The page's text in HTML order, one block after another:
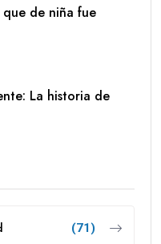
de niña fue
La historia de
(71)